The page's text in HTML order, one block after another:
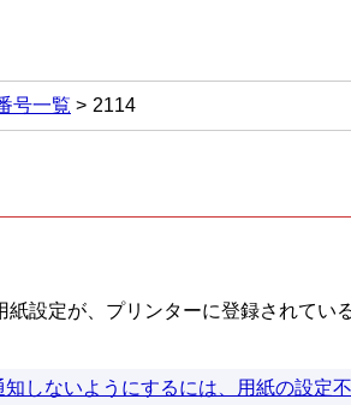
号一覧
2114
紙設定が、プリンターに登録されてい
しないようにするには、用紙の設定